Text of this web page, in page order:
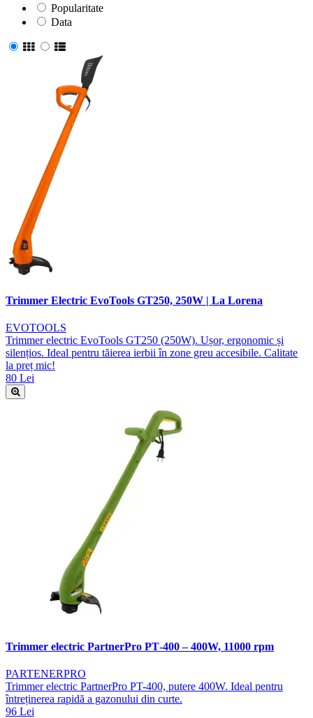
Popularitate
Data
Trimmer Electric EvoTools GT250, 250W | La Lorena
EVOTOOLS
Trimmer electric EvoTools GT250 (250W). Ușor, ergonomic și
silențios. Ideal pentru tăierea ierbii în zone greu accesibile. Calitate
la preț mic!
80 Lei
Trimmer electric PartnerPro PT‑400 – 400W, 11000 rpm
PARTENERPRO
Trimmer electric PartnerPro PT-400, putere 400W. Ideal pentru
întreținerea rapidă a gazonului din curte.
96 Lei